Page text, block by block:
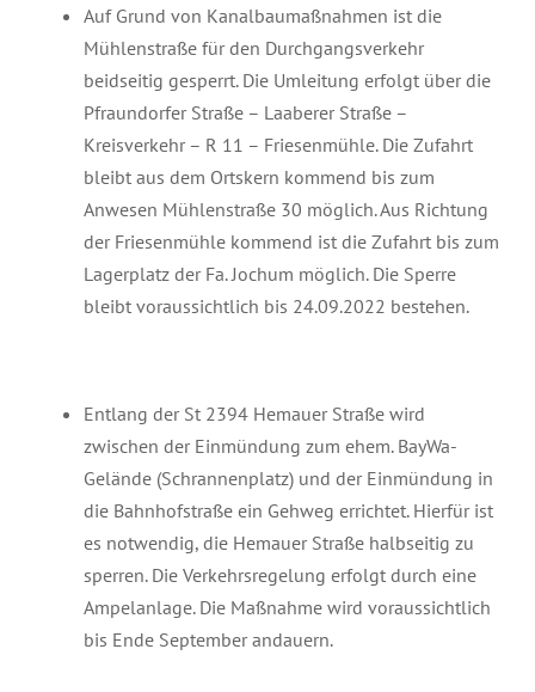
Auf Grund von Kanalbaumaßnahmen ist die
Mühlenstraße für den Durchgangsverkehr
beidseitig gesperrt. Die Umleitung erfolgt über die
Pfraundorfer Straße – Laaberer Straße –
Kreisverkehr – R 11 – Friesenmühle. Die Zufahrt
bleibt aus dem Ortskern kommend bis zum
Anwesen Mühlenstraße 30 möglich. Aus Richtung
der Friesenmühle kommend ist die Zufahrt bis zum
Lagerplatz der Fa. Jochum möglich. Die Sperre
bleibt voraussichtlich bis 24.09.2022 bestehen.
Entlang der St 2394 Hemauer Straße wird
zwischen der Einmündung zum ehem. BayWa-
Gelände (Schrannenplatz) und der Einmündung in
die Bahnhofstraße ein Gehweg errichtet. Hierfür ist
es notwendig, die Hemauer Straße halbseitig zu
sperren. Die Verkehrsregelung erfolgt durch eine
Ampelanlage. Die Maßnahme wird voraussichtlich
bis Ende September andauern.